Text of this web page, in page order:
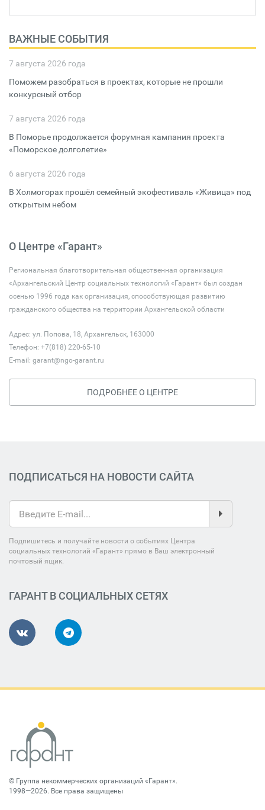
ВАЖНЫЕ СОБЫТИЯ
7 августа 2026 года
Поможем разобраться в проектах, которые не прошли
конкурсный отбор
7 августа 2026 года
В Поморье продолжается форумная кампания проекта
«Поморское долголетие»
6 августа 2026 года
В Холмогорах прошёл семейный экофестиваль «Живица» под
открытым небом
О Центре «Гарант»
Региональная благотворительная общественная организация
«Архангельский Центр социальных технологий «Гарант» был создан
осенью 1996 года как организация, способствующая развитию
гражданского общества на территории Архангельской области
Адрес: ул. Попова, 18, Архангельск, 163000
Телефон: +7(818) 220-65-10
E-mail: garant@ngo-garant.ru
ПОДРОБНЕЕ О ЦЕНТРЕ
ПОДПИСАТЬСЯ НА НОВОСТИ САЙТА
Подпишитесь и получайте новости о событиях Центра
социальных технологий «Гарант» прямо в Ваш электронный
почтовый ящик.
ГАРАНТ В СОЦИАЛЬНЫХ СЕТЯХ
© Группа некоммерческих организаций «Гарант».
1998—2026. Все права защищены